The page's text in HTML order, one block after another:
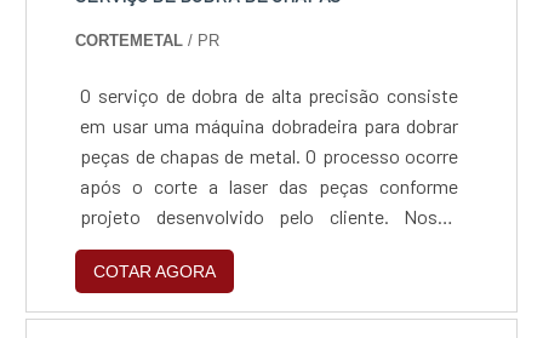
CORTEMETAL / PR
O serviço de dobra de alta precisão consiste
em usar uma máquina dobradeira para dobrar
peças de chapas de metal. O processo ocorre
após o corte a laser das peças conforme
projeto desenvolvido pelo cliente. Nosso
equipamento tem a capacidade de dobrar
peças até 3 metros de comprimento.
COTAR AGORA